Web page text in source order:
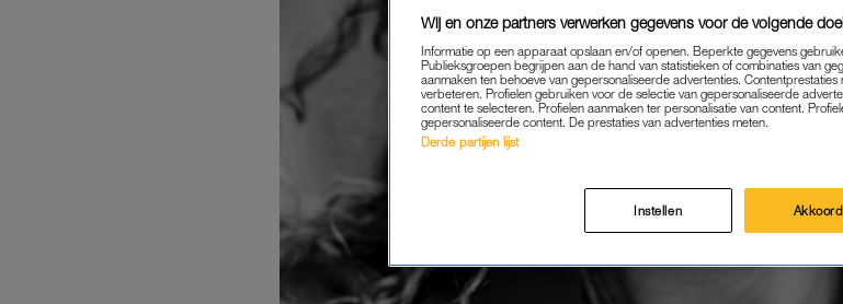
Wij en onze partners verwerken gegevens voor de volgende
Informatie op een apparaat opslaan en/of openen. Beperkte gegevens
Publieksgroepen begrijpen aan de hand van statistieken of combinaties van
aanmaken ten behoeve van gepersonaliseerde advertenties. Contentprestaties
verbeteren. Profielen gebruiken voor de selectie van gepersonaliseerde
content te selecteren. Profielen aanmaken ter personalisatie van content.
gepersonaliseerde content. De prestaties van advertenties meten.
Derde partijen lijst
Instellen Akkoord